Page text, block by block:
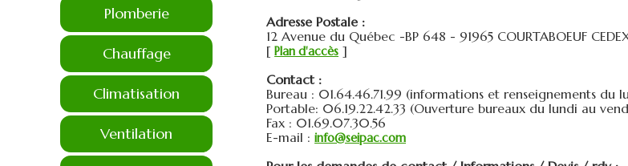
Plomberie
Chauffage
Climatisation
Ventilation
Adresse Postale :
12 Avenue du Québec -BP 648 - 91965 COURTABOEUF
[Plan d'accès ]
Contact :
Bureau : 01.64.46.71.99 (informations et renseignements du
Portable: 06.19.22.42.33 (Ouverture bureaux du lundi au
Fax : 01.69.07.30.56
E-mail :info@seipac.com